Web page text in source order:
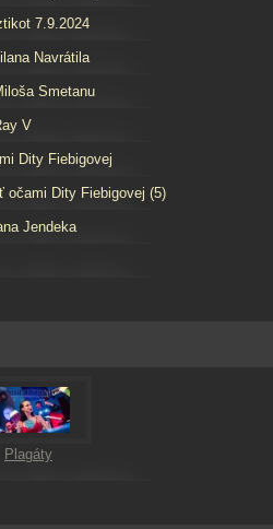
7.9.2024
Navrátila
Smetanu
V
Dity Fiebigovej
očami Dity Fiebigovej (5)
Jendeka
Plagáty